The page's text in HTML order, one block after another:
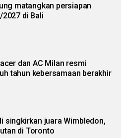
matangkan persiapan
di Bali
dan AC Milan resmi
tahun kebersamaan berakhir
singkirkan juara Wimbledon,
di Toronto